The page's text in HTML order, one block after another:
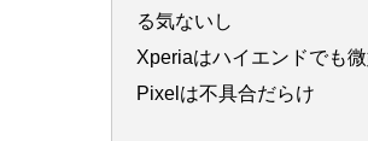
る気ないし
Xperiaはハイエンドでも
Pixelは不具合だらけ